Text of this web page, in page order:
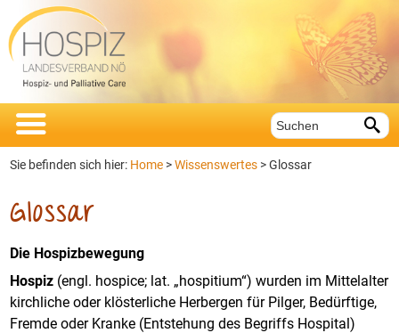
 
Sie befinden sich hier: Home >Wissenswertes >Glossar
Glossar
Die Hospizbewegung
Hospiz (engl. hospice; lat. „hospitium“) wurden im Mittelalter
kirchliche oder klösterliche Herbergen für Pilger, Bedürftige,
Fremde oder Kranke (Entstehung des Begriffs Hospital)